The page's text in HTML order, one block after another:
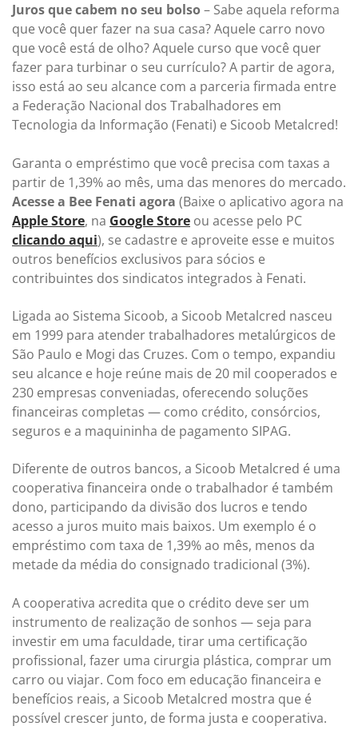
Juros que cabem no seu bolso– Sabe aquela reforma
que você quer fazer na sua casa? Aquele carro novo
que você está de olho? Aquele curso que você quer
fazer para turbinar o seu currículo? A partir de agora,
isso está ao seu alcance com a parceria firmada entre
a Federação Nacional dos Trabalhadores em
Tecnologia da Informação (Fenati) e Sicoob Metalcred!
Garanta o empréstimo que você precisa com taxas a
partir de 1,39% ao mês, uma das menores do mercado.
Acesse a Bee Fenati agora (Baixe o aplicativo agora na
Apple Store, na Google Store ou acesse pelo PC
clicando aqui), se cadastre e aproveite esse e muitos
outros benefícios exclusivos para sócios e
contribuintes dos sindicatos integrados à Fenati.
Ligada ao Sistema Sicoob, a Sicoob Metalcred nasceu
em 1999 para atender trabalhadores metalúrgicos de
São Paulo e Mogi das Cruzes. Com o tempo, expandiu
seu alcance e hoje reúne mais de 20 mil cooperados e
230 empresas conveniadas, oferecendo soluções
financeiras completas — como crédito, consórcios,
seguros e a maquininha de pagamento SIPAG.
Diferente de outros bancos, a Sicoob Metalcred é uma
cooperativa financeira onde o trabalhador é também
dono, participando da divisão dos lucros e tendo
acesso a juros muito mais baixos. Um exemplo é o
empréstimo com taxa de 1,39% ao mês, menos da
metade da média do consignado tradicional (3%).
A cooperativa acredita que o crédito deve ser um
instrumento de realização de sonhos — seja para
investir em uma faculdade, tirar uma certificação
profissional, fazer uma cirurgia plástica, comprar um
carro ou viajar. Com foco em educação financeira e
benefícios reais, a Sicoob Metalcred mostra que é
possível crescer junto, de forma justa e cooperativa.